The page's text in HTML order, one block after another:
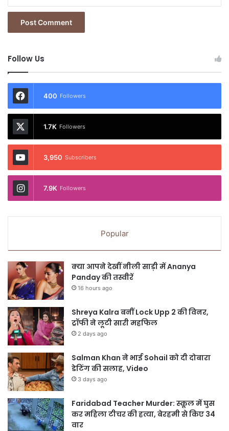
Follow Us
400 Followers
1.7K Followers
3,950 Subscribers
7.9K Followers
Popular
क्या आपने देखीं नीली साड़ी में Ananya
Panday की तस्वीरें
16 hours ago
Shreya Kalra बनीं Lock Upp 2 की विनर,
ट्रॉफी ने लूटी सारी महफिल
2 days ago
Salman Khan ने भाई Sohail को दी दोबारा
डेटिंग की सलाह, Video
3 days ago
Faridabad Teacher Murder: स्कूल में घुस
कर महिला टीचर की हत्या, बेरहमी से किए 34
वार